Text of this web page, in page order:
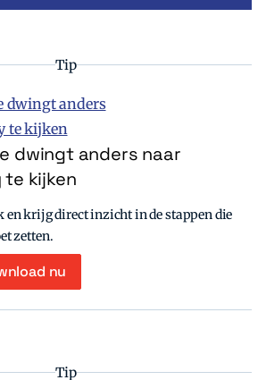
Tip
dwingt anders naar
kijken
en krijg direct inzicht in de stappen die
zetten.
nu
Tip